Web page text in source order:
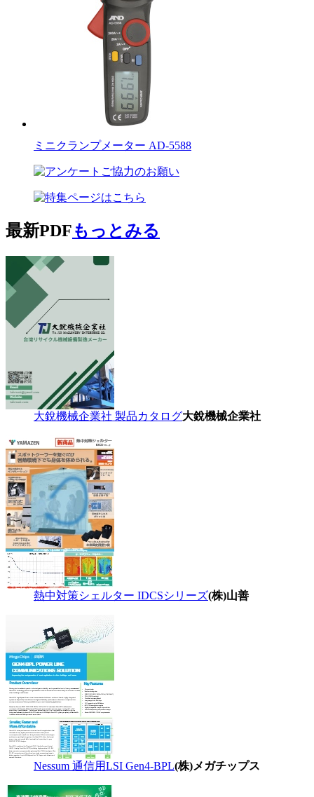
ミニクランプメーター AD-5588
最新PDFもっとみる
大銳機械企業社 製品カタログ大銳機械企業社
熱中対策シェルター IDCSシリーズ(株)山善
Nessum 通信用LSI Gen4-BPL(株)メガチップス